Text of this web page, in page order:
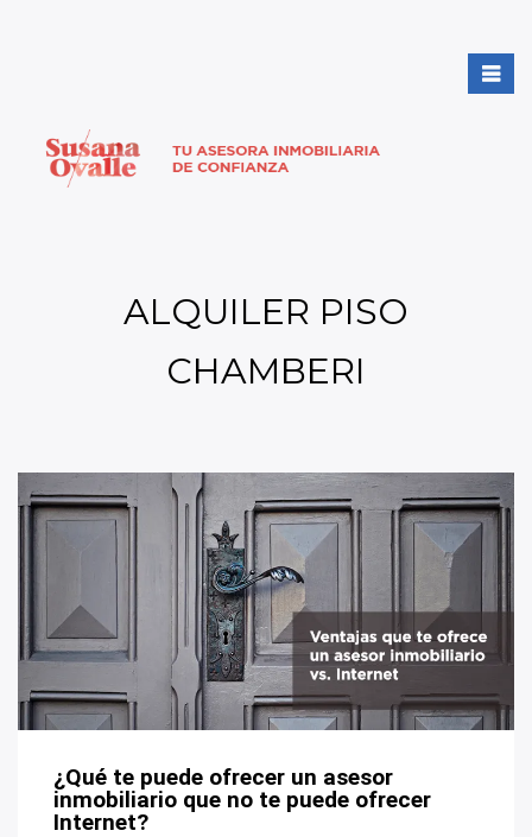
ALQUILER PISO
CHAMBERI
¿Qué te puede ofrecer un asesor
inmobiliario que no te puede ofrecer
Internet?